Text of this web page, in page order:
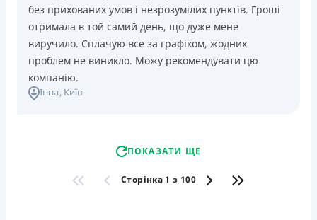
без прихованих умов і незрозумілих пунктів. Гроші
отримала в той самий день, що дуже мене
виручило. Сплачую все за графіком, жодних
проблем не виникло. Можу рекомендувати цю
компанію.
Інна, Київ
ПОКАЗАТИ ЩЕ
Сторінка 1 з 100